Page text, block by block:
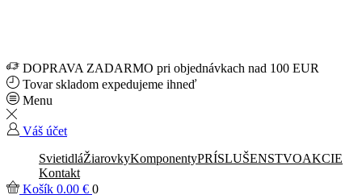
DOPRAVA ZADARMO pri objednávkach nad 100 EUR
Tovar skladom expedujeme ihneď
Menu
Váš účet
SvietidláŽiarovkyKomponentyPRÍSLUŠENSTVOAKCIE
Kontakt
Košík 0.00 € 0